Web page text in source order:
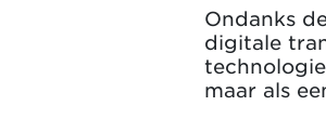
Ondanks
digitale
maar als